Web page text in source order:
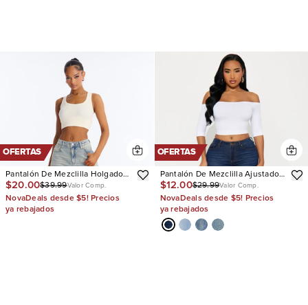
OFERTAS
Pantalón De Mezclilla Holgado
Next Chapter Ripped
$20.00$39.99Valor Comp.
NovaDeals desde $5! Precios
ya rebajados
OFERTAS
Pantalón De Mezclilla Ajustado
Con Stretch She's Fire
$12.00$29.99Valor Comp.
NovaDeals desde $5! Precios
ya rebajados